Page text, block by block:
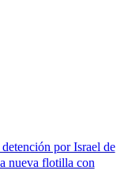
por Israel de
nueva flotilla con